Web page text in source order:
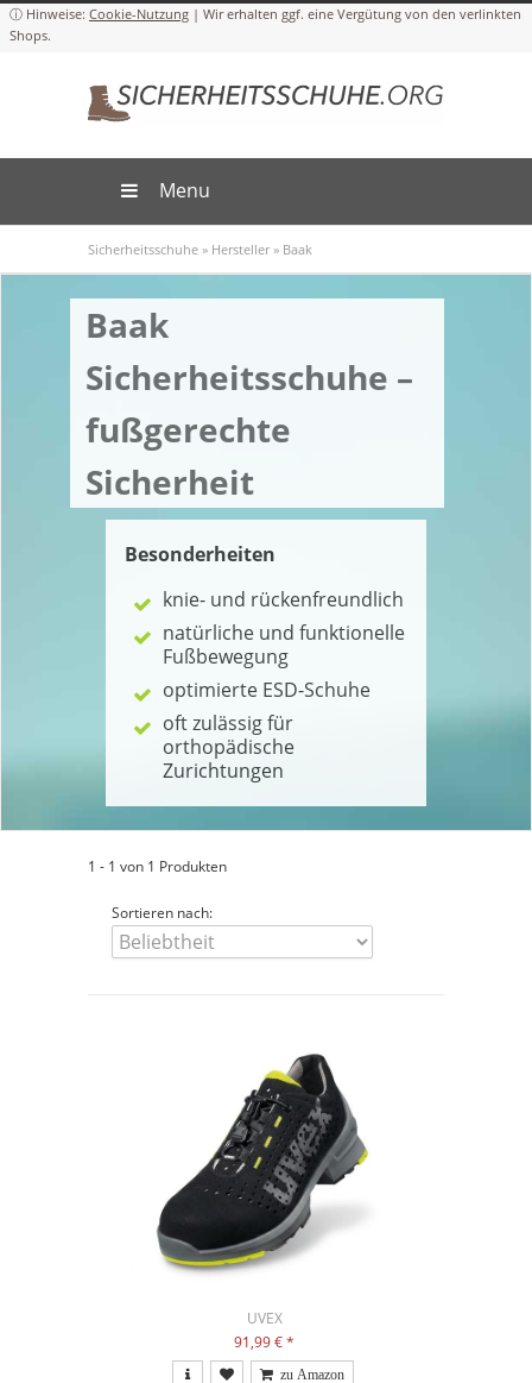
Cookie-Nutzung
Menu
Sicherheitsschuhe » Hersteller » Baak
Baak
Sicherheitsschuhe –
fußgerechte
Sicherheit
Besonderheiten
knie- und rückenfreundlich
natürliche und funktionelle
Fußbewegung
optimierte ESD-Schuhe
oft zulässig für
orthopädische
Zurichtungen
1 - 1 von 1 Produkten
Sortieren nach:
UVEX
91,99 €*